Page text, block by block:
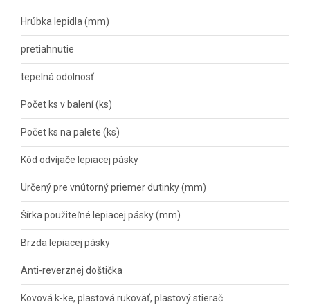
Hrúbka lepidla (mm)
pretiahnutie
tepelná odolnosť
Počet ks v balení (ks)
Počet ks na palete (ks)
Kód odvíjače lepiacej pásky
Určený pre vnútorný priemer dutinky (mm)
Šírka použiteľné lepiacej pásky (mm)
Brzda lepiacej pásky
Anti-reverznej doštička
Kovová k-ke, plastová rukoväť, plastový stierač